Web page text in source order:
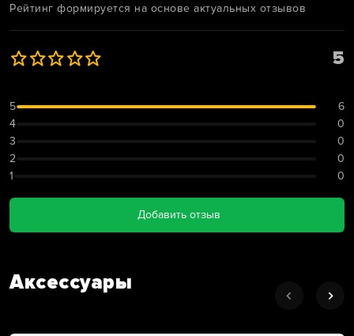
Рейтинг формируется на основе актуальных отзывов
5
5
6
4
0
3
0
2
0
1
0
Добавить отзыв
Аксессуары